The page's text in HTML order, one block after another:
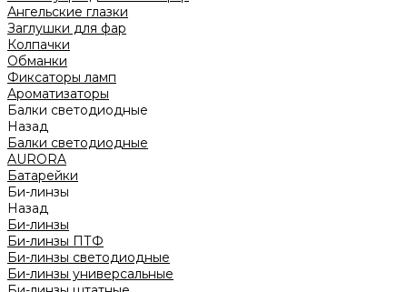
Ангельские глазки
Заглушки для фар
Колпачки
Обманки
Фиксаторы ламп
Ароматизаторы
Балки светодиодные
Назад
Балки светодиодные
AURORA
Батарейки
Би-линзы
Назад
Би-линзы
Би-линзы ПТФ
Би-линзы светодиодные
Би-линзы универсальные